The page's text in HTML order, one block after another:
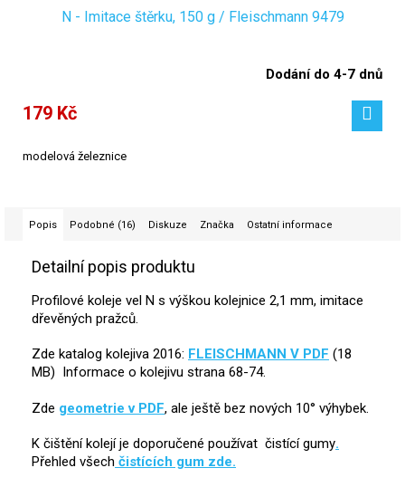
N - Imitace štěrku, 150 g / Fleischmann 9479
Dodání do 4-7 dnů
179 Kč
modelová železnice
Popis Podobné (16) Diskuze Značka Ostatní informace
Detailní popis produktu
Profilové koleje vel N s výškou kolejnice 2,1 mm, imitace
dřevěných pražců.
Zde katalog kolejiva 2016: FLEISCHMANN V PDF (18
MB) Informace o kolejivu strana 68-74.
Zde geometrie v PDF, ale ještě bez nových 10° výhybek.
K čištění kolejí je doporučené používat čistící gumy.
Přehled všech čistících gum zde.